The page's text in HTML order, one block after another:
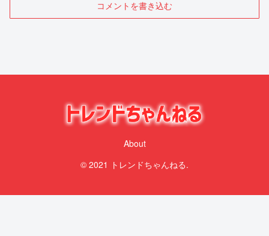
コメントを書き込む
About
© 2021 トレンドちゃんねる.